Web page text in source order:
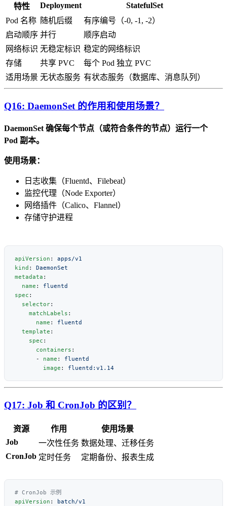
特性 Deployment
StatefulSet
Pod 名称 随机后缀
有序编号（-0, -1, -2）
启动顺序 并行
顺序启动
网络标识 无稳定标识 稳定的网络标识
存储
共享 PVC
每个 Pod 独立 PVC
适用场景 无状态服务 有状态服务（数据库、消息队列）
Q16: DaemonSet 的作用和使用场景？
DaemonSet 确保每个节点（或符合条件的节点）运行一个
Pod 副本。
使用场景：
日志收集（Fluentd、Filebeat）
监控代理（Node Exporter）
网络插件（Calico、Flannel）
存储守护进程
apiVersion :
kind :
metadata
  name
:
spec
  selector
    matchLabels
      name
:
  template
    spec
      containers
      -
name :
        image
:
Q17: Job 和 CronJob 的区别？
资源 作用
使用场景
Job
一次性任务 数据处理、迁移任务
CronJob 定时任务 定期备份、报表生成
apiVersion :